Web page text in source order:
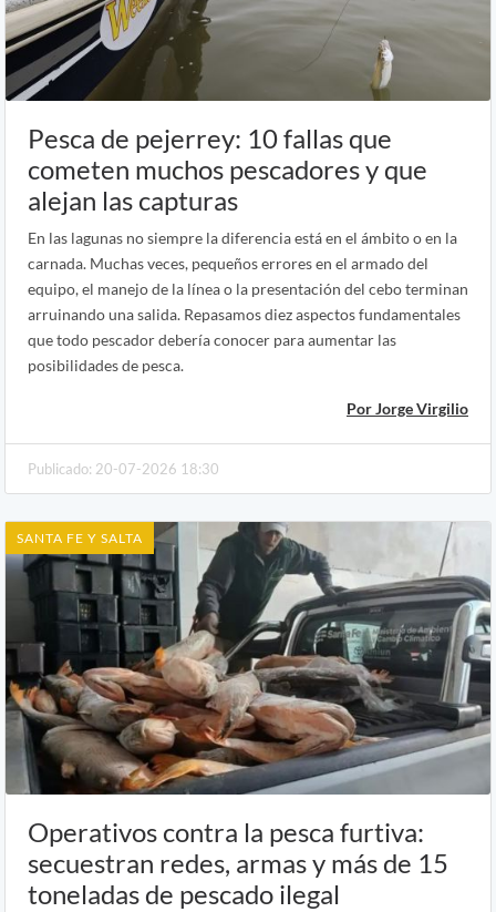
Pesca de pejerrey: 10 fallas que
cometen muchos pescadores y que
alejan las capturas
En las lagunas no siempre la diferencia está en el ámbito o en la
carnada. Muchas veces, pequeños errores en el armado del
equipo, el manejo de la línea o la presentación del cebo terminan
arruinando una salida. Repasamos diez aspectos fundamentales
que todo pescador debería conocer para aumentar las
posibilidades de pesca.
Por Jorge Virgilio
Publicado: 20-07-2026 18:30
SANTA FE Y SALTA
Operativos contra la pesca furtiva:
secuestran redes, armas y más de 15
toneladas de pescado ilegal